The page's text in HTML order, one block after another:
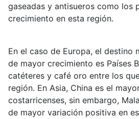
gaseadas y antisueros como los
crecimiento en esta región.
En el caso de Europa, el destino
de mayor crecimiento es Países
catéteres y café oro entre los
región. En Asia, China es el
costarricenses, sin embargo,
de mayor variación positiva en